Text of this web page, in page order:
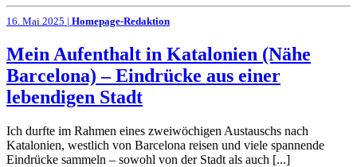
16. Mai 2025 | Homepage-Redaktion
Mein Aufenthalt in Katalonien (Nähe
Barcelona) – Eindrücke aus einer
lebendigen Stadt
Ich durfte im Rahmen eines zweiwöchigen Austauschs nach
Katalonien, westlich von Barcelona reisen und viele spannende
Eindrücke sammeln – sowohl von der Stadt als auch [...]